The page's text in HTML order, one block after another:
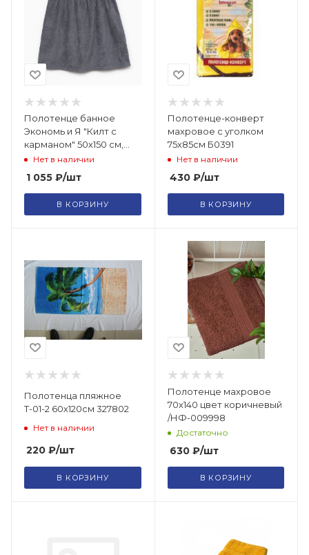
Полотенце банное
Экономь и Я "Килт с
карманом" 50х150 см,
цвет серый, 100% хлопок
Нет в наличии
1 055 ₽/шт
В КОРЗИНУ
Полотенце-конверт
махровое с уголком
75х85см Б0391
Нет в наличии
430₽/шт
В КОРЗИНУ
Полотенца пляжное
Т-01-2 60х120см 327802
Нет в наличии
220 ₽/шт
В КОРЗИНУ
Полотенце махровое
70х140 цвет коричневый
/НФ-009998
Достаточно
630₽/шт
В КОРЗИНУ